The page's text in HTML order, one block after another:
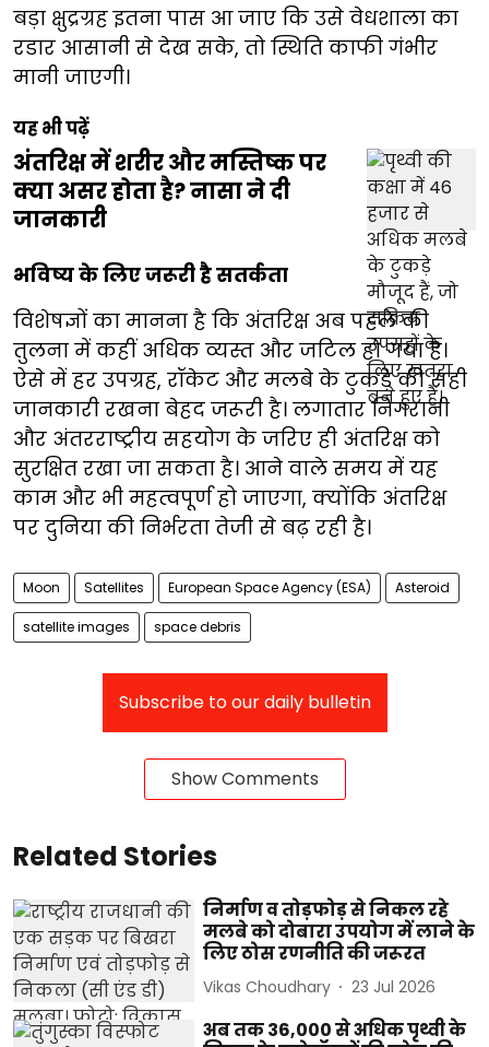
बड़ा क्षुद्रग्रह इतना पास आ जाए कि उसे वेधशाला का
रडार आसानी से देख सके, तो स्थिति काफी गंभीर
मानी जाएगी।
यह भी पढ़ें
अंतरिक्ष में शरीर और मस्तिष्क पर
क्या असर होता है? नासा ने दी
जानकारी
भविष्य के लिए जरूरी है सतर्कता
विशेषज्ञों का मानना है कि अंतरिक्ष अब पहले की
तुलना में कहीं अधिक व्यस्त और जटिल हो गया है।
ऐसे में हर उपग्रह, रॉकेट और मलबे के टुकड़े की सही
जानकारी रखना बेहद जरूरी है। लगातार निगरानी
और अंतरराष्ट्रीय सहयोग के जरिए ही अंतरिक्ष को
सुरक्षित रखा जा सकता है। आने वाले समय में यह
काम और भी महत्वपूर्ण हो जाएगा, क्योंकि अंतरिक्ष
पर दुनिया की निर्भरता तेजी से बढ़ रही है।
Moon Satellites European Space Agency (ESA) Asteroid
satellite images space debris
Subscribe to our daily bulletin
Show Comments
Related Stories
निर्माण व तोड़फोड़ से निकल रहे
मलबे को दोबारा उपयोग में लाने के
लिए ठोस रणनीति की जरूरत
Vikas Choudhary 23 Jul 2026
अब तक 36,000 से अधिक पृथ्वी के